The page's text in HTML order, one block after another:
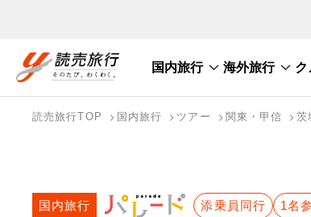
国内旅行 海外旅行
国内旅行ト
海外旅行ト
読売旅行TOP 国内旅行 ツアー 関東・甲信 茨
国内旅行 添乗員同行 1名